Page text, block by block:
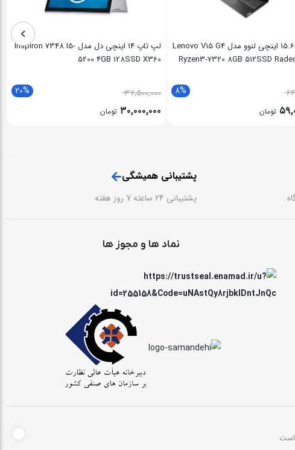
لپ تاپ 15.6 اینچی لنوو مدل Lenovo V15 G4
Ryzen3-7320 8GB 512SSD
8%
تومان
لپ تاپ 14 اینچی دل مدل Inspiron 7348 I5-
5200 4GB 128SSD X360
20% ۳۷,۵۰۰,۰۰۰
۳۰,۰۰۰,۰۰۰ تومان
پشتیبانی همیشگی
پشتیبانی 24 ساعته 7 روز هفته
نماد ها و مجوز ها
است